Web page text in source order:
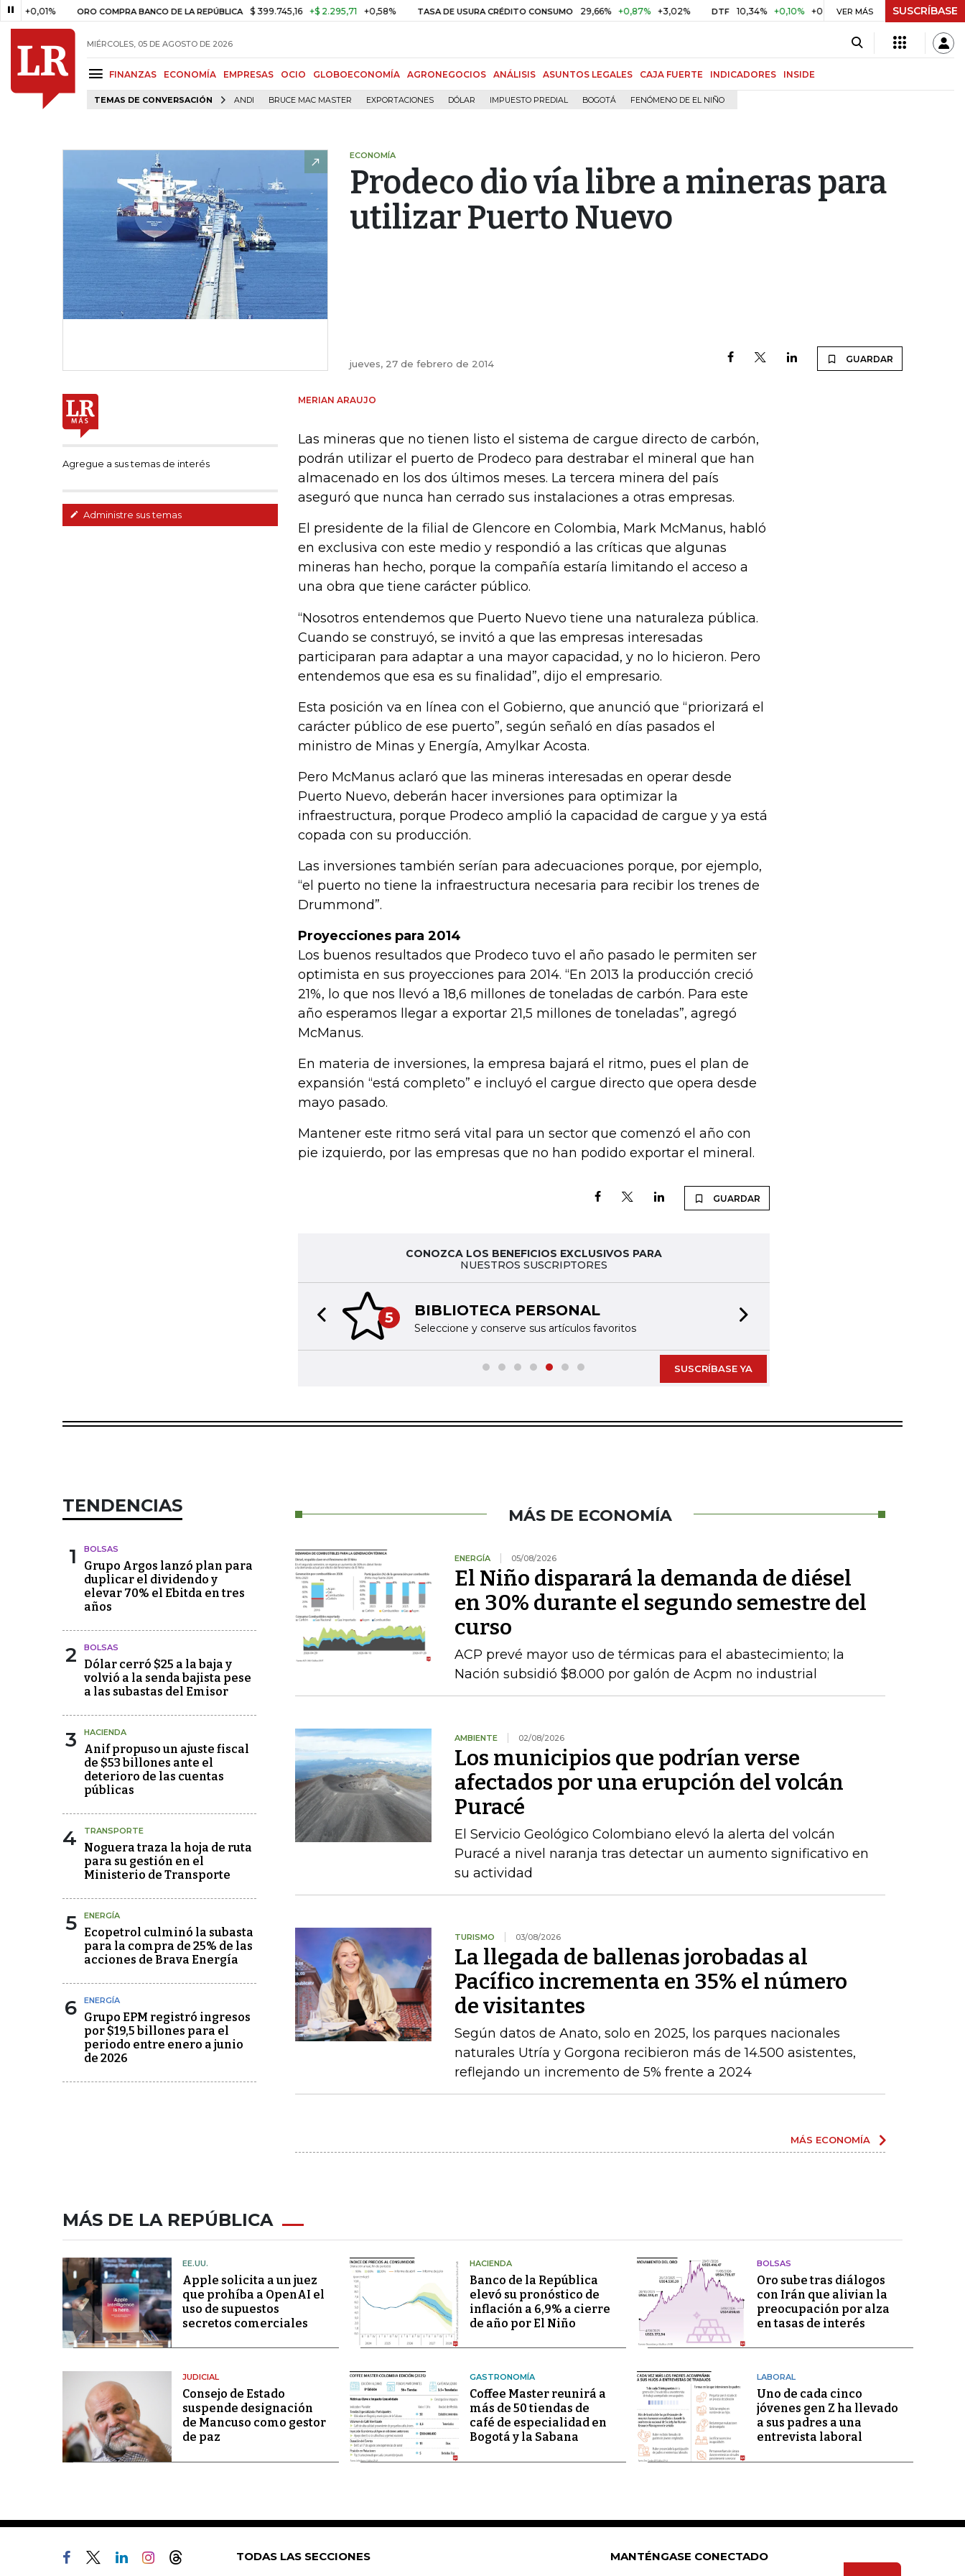
ORO COMPRA BANCO DE LA REPÚBLICA $ 399.745,16 +$ 2.295,71 +0,58% TASA DE USURA CRÉDITO CONSUMO 29,66% +0,87% +3,02% DTF 10,34% +0,10% +0,98% UVR $ 416,86 +$ 0,05 +0,01%
VER MÁS SUSCRÍBASE
MIÉRCOLES, 05 DE AGOSTO DE 2026
FINANZAS ECONOMÍA EMPRESAS OCIO GLOBOECONOMÍA AGRONEGOCIOS ANÁLISIS ASUNTOS LEGALES CAJA FUERTE INDICADORES INSIDE
TEMAS DE CONVERSACIÓN ANDI BRUCE MAC MASTER EXPORTACIONES DÓLAR IMPUESTO PREDIAL BOGOTÁ FENÓMENO DE EL NIÑO
ECONOMÍA
Prodeco dio vía libre a mineras para
utilizar Puerto Nuevo
jueves, 27 de febrero de 2014 GUARDAR
Agregue a sus temas de interés
Administre sus temas
MERIAN ARAUJO
Las mineras que no tienen listo el sistema de cargue directo de carbón,
podrán utilizar el puerto de Prodeco para destrabar el mineral que han
almacenado en los dos últimos meses. La tercera minera del país
aseguró que nunca han cerrado sus instalaciones a otras empresas.
El presidente de la filial de Glencore en Colombia, Mark McManus, habló
en exclusiva con este medio y respondió a las críticas que algunas
mineras han hecho, porque la compañía estaría limitando el acceso a
una obra que tiene carácter público.
“Nosotros entendemos que Puerto Nuevo tiene una naturaleza pública.
Cuando se construyó, se invitó a que las empresas interesadas
participaran para adaptar a una mayor capacidad, y no lo hicieron. Pero
entendemos que esa es su finalidad”, dijo el empresario.
Esta posición va en línea con el Gobierno, que anunció que “priorizará el
carácter público de ese puerto”, según señaló en días pasados el
ministro de Minas y Energía, Amylkar Acosta.
Pero McManus aclaró que las mineras interesadas en operar desde
Puerto Nuevo, deberán hacer inversiones para optimizar la
infraestructura, porque Prodeco amplió la capacidad de cargue y ya está
copada con su producción.
Las inversiones también serían para adecuaciones porque, por ejemplo,
“el puerto no tiene la infraestructura necesaria para recibir los trenes de
Drummond”.
Proyecciones para 2014
Los buenos resultados que Prodeco tuvo el año pasado le permiten ser
optimista en sus proyecciones para 2014. “En 2013 la producción creció
21%, lo que nos llevó a 18,6 millones de toneladas de carbón. Para este
año esperamos llegar a exportar 21,5 millones de toneladas”, agregó
McManus.
En materia de inversiones, la empresa bajará el ritmo, pues el plan de
expansión “está completo” e incluyó el cargue directo que opera desde
mayo pasado.
Mantener este ritmo será vital para un sector que comenzó el año con
pie izquierdo, por las empresas que no han podido exportar el mineral.
GUARDAR
CONOZCA LOS BENEFICIOS EXCLUSIVOS PARA
NUESTROS SUSCRIPTORES
5 BIBLIOTECA PERSONAL
Seleccione y conserve sus artículos favoritos
Previous slide
SUSCRÍBASE YA
TENDENCIAS
1 BOLSAS
Grupo Argos lanzó plan para
duplicar el dividendo y
elevar 70% el Ebitda en tres
años
2 BOLSAS
Dólar cerró $25 a la baja y
volvió a la senda bajista pese
a las subastas del Emisor
3 HACIENDA
Anif propuso un ajuste fiscal
de $53 billones ante el
deterioro de las cuentas
públicas
4 TRANSPORTE
Noguera traza la hoja de ruta
para su gestión en el
Ministerio de Transporte
5 ENERGÍA
Ecopetrol culminó la subasta
para la compra de 25% de las
acciones de Brava Energía
6 ENERGÍA
Grupo EPM registró ingresos
por $19,5 billones para el
periodo entre enero a junio
de 2026
MÁS DE ECONOMÍA
ENERGÍA 05/08/2026
El Niño disparará la demanda de diésel
en 30% durante el segundo semestre del
curso
ACP prevé mayor uso de térmicas para el abastecimiento; la
Nación subsidió $8.000 por galón de Acpm no industrial
AMBIENTE 02/08/2026
Los municipios que podrían verse
afectados por una erupción del volcán
Puracé
El Servicio Geológico Colombiano elevó la alerta del volcán
Puracé a nivel naranja tras detectar un aumento significativo en
su actividad
TURISMO 03/08/2026
La llegada de ballenas jorobadas al
Pacífico incrementa en 35% el número
de visitantes
Según datos de Anato, solo en 2025, los parques nacionales
naturales Utría y Gorgona recibieron más de 14.500 asistentes,
reflejando un incremento de 5% frente a 2024
MÁS ECONOMÍA
MÁS DE LA REPÚBLICA
EE.UU.
Apple solicita a un juez
que prohíba a OpenAI el
uso de supuestos
secretos comerciales
HACIENDA
Banco de la República
elevó su pronóstico de
inflación a 6,9% a cierre
de año por El Niño
BOLSAS
Oro sube tras diálogos
con Irán que alivian la
preocupación por alza
en tasas de interés
JUDICIAL
Consejo de Estado
suspende designación
de Mancuso como gestor
de paz
GASTRONOMÍA
Coffee Master reunirá a
más de 50 tiendas de
café de especialidad en
Bogotá y la Sabana
LABORAL
Uno de cada cinco
jóvenes gen Z ha llevado
a sus padres a una
entrevista laboral
TODAS LAS SECCIONES MANTÉNGASE CONECTADO